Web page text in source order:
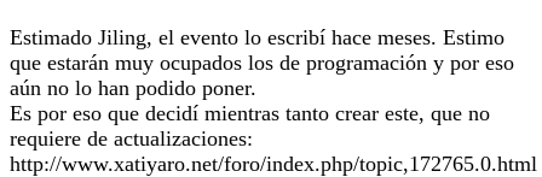
Estimado Jiling, el evento lo escribí hace meses. Estimo
que estarán muy ocupados los de programación y por eso
aún no lo han podido poner.
Es por eso que decidí mientras tanto crear este, que no
requiere de actualizaciones:
http://www.xatiyaro.net/foro/index.php/topic,172765.0.html